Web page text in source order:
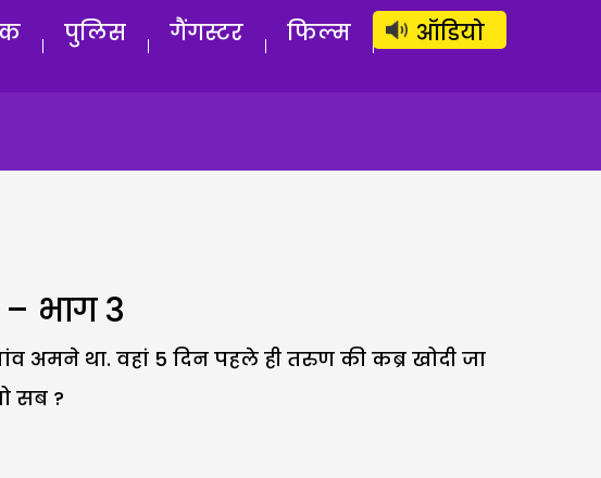
लॉग इन सब्सक्राइब करें
पुलिस गैंगस्टर फिल्म ऑडियो
भाग 3
था. वहां 5 दिन पहले ही तरुण की कब्र खोदी जा
सब ?